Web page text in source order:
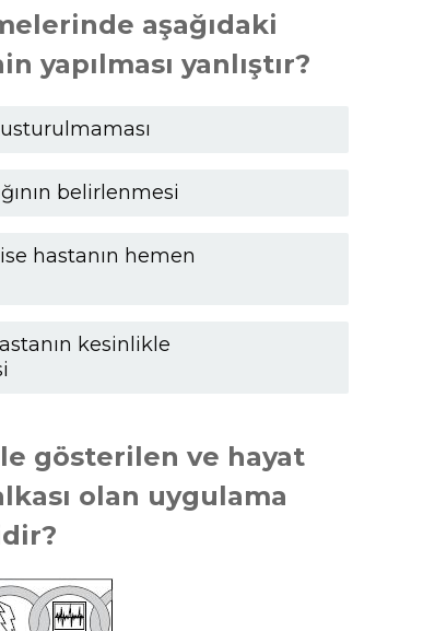
aşağıdaki
yapılması yanlıştır?
belirlenmesi
hastanın hemen
kesinlikle
gösterilen ve hayat
olan uygulama